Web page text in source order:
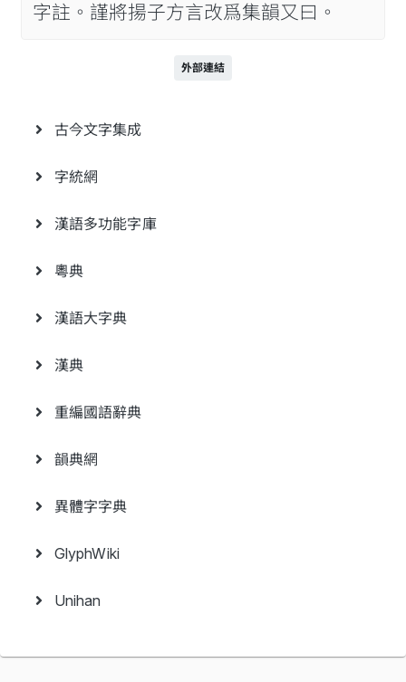
字註。謹將揚子方言改爲集韻又曰。
外部連結
古今文字集成
字統網
漢語多功能字庫
粵典
漢語大字典
漢典
重編國語辭典
韻典網
異體字字典
GlyphWiki
Unihan